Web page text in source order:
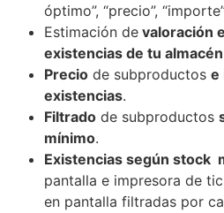
óptimo”, “precio”,
Estimación de valoración
existencias de tu almacén
Precio de subproductos e
existencias.
Filtrado de subproductos
mínimo.
Existencias según stock
pantalla e impresora de
en pantalla filtradas por